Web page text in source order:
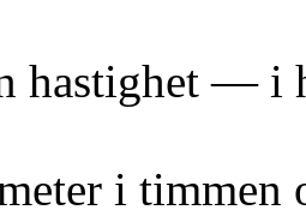
hastighet —
i